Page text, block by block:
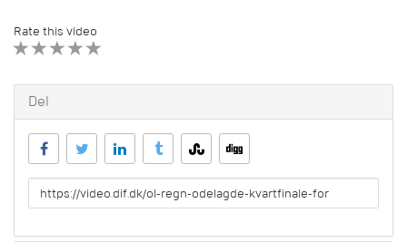
Rate this video
Del
URL
to